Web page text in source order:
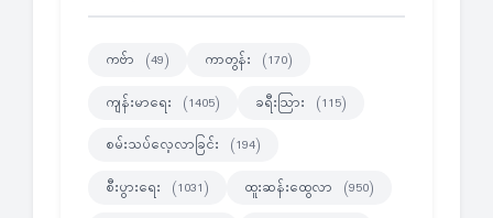
ကဗ်ာ (49) ကာတွန်း (170)
ကျန်းမာရေး (1405) ခရီးသြား (115)
စမ်းသပ်လေ့လာခြင်း (194)
စီးပွားရေး (1031) ထူးဆန်းထွေလာ (950)